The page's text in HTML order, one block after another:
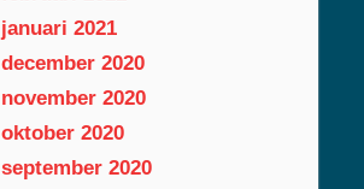
januari 2021
december 2020
november 2020
oktober 2020
september 2020